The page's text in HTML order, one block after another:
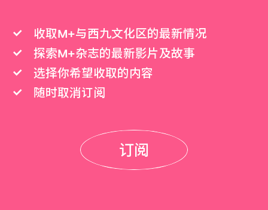
收取M+与西九文化区的最新情况
探索M+杂志的最新影片及故事
选择你希望收取的内容
随时取消订阅
订阅